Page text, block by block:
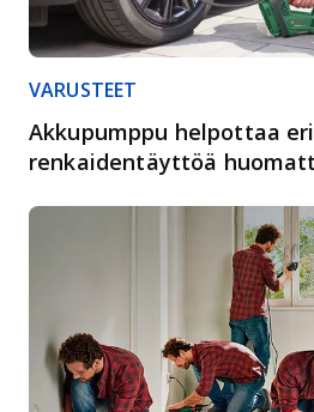
VARUSTEET
Akkupumppu helpottaa
renkaidentäyttöä